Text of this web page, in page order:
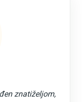
znatiželjom,